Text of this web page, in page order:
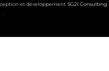
et développement SG2I Consulting